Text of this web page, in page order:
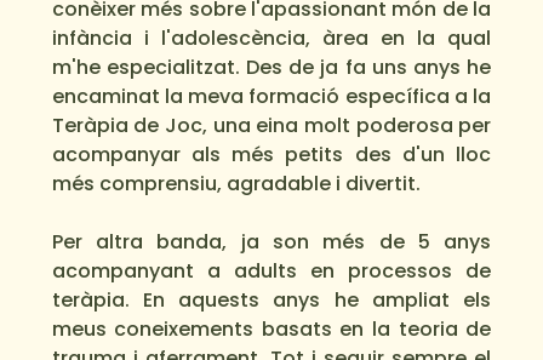
conèixer més sobre l'apassionant món de la
infància i l'adolescència, àrea en la qual
m'he especialitzat. Des de ja fa uns anys he
encaminat la meva formació específica a la
Teràpia de Joc, una eina molt poderosa per
acompanyar als més petits des d'un lloc
més comprensiu, agradable i divertit.
Per altra banda, ja son més de 5 anys
acompanyant a adults en processos de
teràpia. En aquests anys he ampliat els
meus coneixements basats en la teoria de